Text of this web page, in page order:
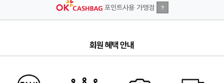
포인트사용 가맹점 ?